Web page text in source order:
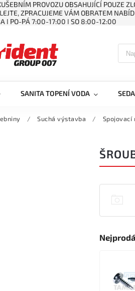
PROVOZU OBSAHUJÍCÍ POUZE
ZPRACUJEME VÁM OBRATEM
ǀ PO-PÁ 7:00-17:00 ǀ SO 8:00-12:00
SANITA TOPENÍ VODA
/ Suchá výstavba /